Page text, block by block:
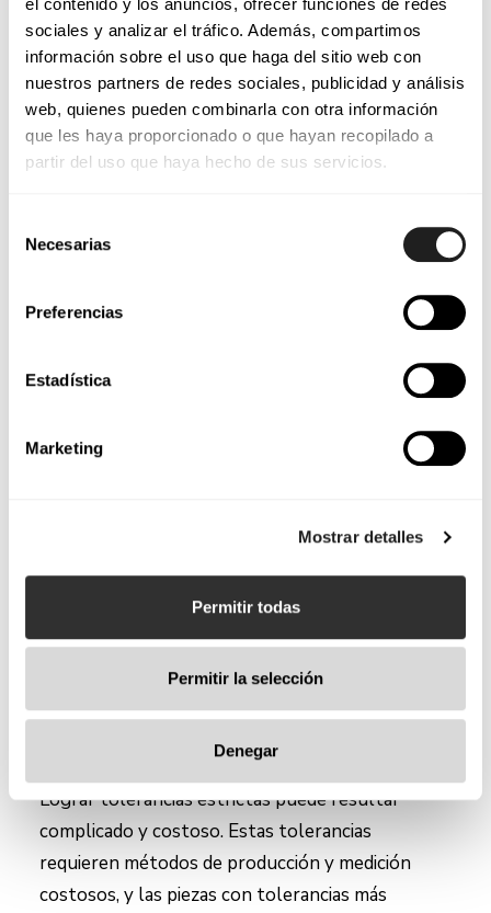
el contenido y los anuncios, ofrecer funciones de redes
sociales y analizar el tráfico. Además, compartimos
información sobre el uso que haga del sitio web con
nuestros partners de redes sociales, publicidad y análisis
web, quienes pueden combinarla con otra información
que les haya proporcionado o que hayan recopilado a
partir del uso que haya hecho de sus servicios.
Necesarias
Preferencias
Estadística
Marketing
Mostrar detalles
Permitir todas
Permitir la selección
Denegar
la logística de producción.
posible ofrece varias ventajas. Estas piezas son
mayor confiabilidad que las piezas hechas a
medida. La estandarización simplifica la gestión de
7. Tolerancias adecuadas
Lograr tolerancias estrictas puede resultar
complicado y costoso. Estas tolerancias
requieren métodos de producción y medición
costosos, y las piezas con tolerancias más